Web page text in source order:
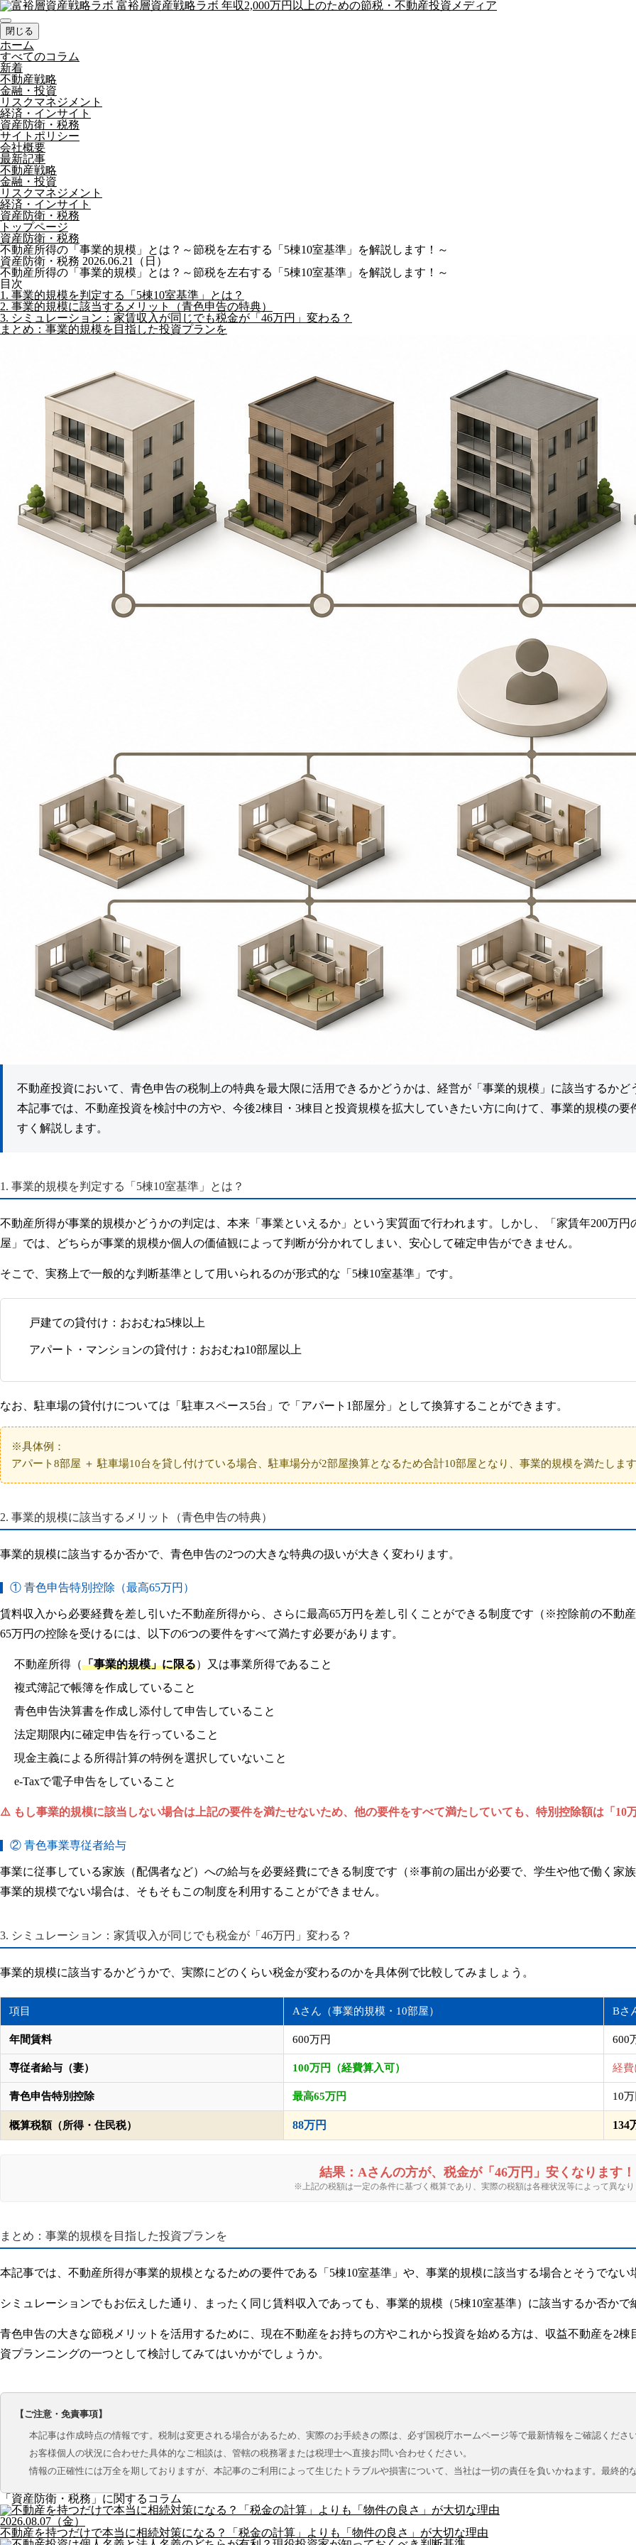
富裕層資産戦略ラボ 年収2,000万円以上のための節税・不動産投資メディア
閉じる
ホーム
すべてのコラム
新着
不動産戦略
金融・投資
リスクマネジメント
経済・インサイト
資産防衛・税務
サイトポリシー
会社概要
最新記事
不動産戦略
金融・投資
リスクマネジメント
経済・インサイト
資産防衛・税務
トップページ
資産防衛・税務
不動産所得の「事業的規模」とは？～節税を左右する「5棟10室基準」を解説します！～
資産防衛・税務 2026.06.21（日）
不動産所得の「事業的規模」とは？～節税を左右する「5棟10室基準」を解説します！～
目次
1. 事業的規模を判定する「5棟10室基準」とは？
2. 事業的規模に該当するメリット（青色申告の特典）
3. シミュレーション：家賃収入が同じでも税金が「46万円」変わる？
まとめ：事業的規模を目指した投資プランを
不動産投資において、青色申告の税制上の特典を最大限に活用できるかどうかは、経営が 「事業的規模」 に該当するかど
本記事では、不動産投資を検討中の方や、今後2棟目・3棟目と投資規模を拡大していきたい方に向けて、事業的規模の要
すく解説します。
1. 事業的規模を判定する「5棟10室基準」とは？
不動産所得が事業的規模かどうかの判定は、本来「事業といえるか」という実質面で行われます。しかし、「家賃年200万
屋」では、どちらが事業的規模か個人の価値観によって判断が分かれてしまい、安心して確定申告ができません。
そこで、実務上で一般的な判断基準として用いられるのが形式的な 「5棟10室基準」 です。
戸建ての貸付け： おおむね5棟以上
アパート・マンションの貸付け： おおむね10部屋以上
なお、駐車場の貸付けについては 「駐車スペース5台」で「アパート1部屋分」 として換算することができます。
※具体例：
アパート8部屋 ＋ 駐車場10台を貸し付けている場合、駐車場分が2部屋換算となるため合計10部屋となり、 事業的規模を満たしま
2. 事業的規模に該当するメリット（青色申告の特典）
事業的規模に該当するか否かで、青色申告の2つの大きな特典の扱いが大きく変わります。
① 青色申告特別控除（最高65万円）
賃料収入から必要経費を差し引いた不動産所得から、さらに最高65万円を差し引くことができる制度です（※控除前の不動
65万円の控除を受けるには、以下の6つの要件をすべて満たす必要があります。
不動産所得（「事業的規模」に限る）又は事業所得であること
複式簿記で帳簿を作成していること
青色申告決算書を作成し添付して申告していること
法定期限内に確定申告を行っていること
現金主義による所得計算の特例を選択していないこと
e-Taxで電子申告をしていること
⚠️ もし事業的規模に該当しない場合は上記の要件を満たせないため、他の要件をすべて満たしていても、特別控除額は「10
② 青色事業専従者給与
事業に従事している家族（配偶者など）への給与を必要経費にできる制度です（※事前の届出が必要で、学生や他で働く家
事業的規模でない場合は、そもそもこの制度を利用することができません。
3. シミュレーション：家賃収入が同じでも税金が「46万円」変わる？
事業的規模に該当するかどうかで、実際にどのくらい税金が変わるのかを具体例で比較してみましょう。
項目 Aさん（事業的規模・10部屋） Bさ
年間賃料 600万円 600
専従者給与（妻） 100万円（経費算入可） 経費
青色申告特別控除 最高65万円 10
概算税額（所得・住民税） 88万円 134
結果：Aさんの方が、税金が「46万円」安くなります！
※上記の税額は一定の条件に基づく概算であり、実際の税額は各種状況等によって異な
まとめ：事業的規模を目指した投資プランを
本記事では、不動産所得が事業的規模となるための要件である「5棟10室基準」や、事業的規模に該当する場合とそうでな
シミュレーションでもお伝えした通り、まったく同じ賃料収入であっても、事業的規模（5棟10室基準）に該当するか否か
青色申告の大きな節税メリットを活用するために、現在不動産をお持ちの方やこれから投資を始める方は、収益不動産を2棟
資プランニングの一つとして検討してみてはいかがでしょうか。
【ご注意・免責事項】
本記事は作成時点の情報です。税制は変更される場合があるため、実際のお手続きの際は、必ず国税庁ホームページ等で最新情報をご確認くださ
お客様個人の状況に合わせた具体的なご相談は、管轄の税務署または税理士へ直接お問い合わせください。
情報の正確性には万全を期しておりますが、本記事のご利用によって生じたトラブルや損害について、当社は一切の責任を負いかねます。最終的
「資産防衛・税務」に関するコラム
2026.08.07（金）
不動産を持つだけで本当に相続対策になる？「税金の計算」よりも「物件の良さ」が大切な理由